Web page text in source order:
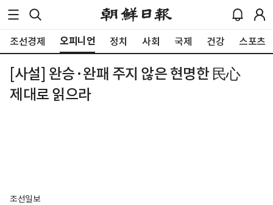
조선경제 오피니언 정치 사회 국제 건강 스포츠
[사설] 완승·완패 주지 않은 현명한 民心
제대로 읽으라
조선일보